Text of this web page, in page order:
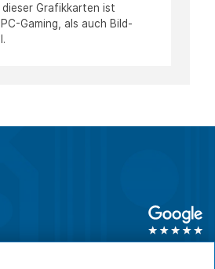
Grafikkarten ist
Gaming, als auch Bild-